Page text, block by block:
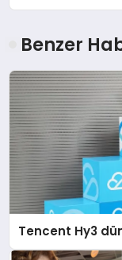
Benzer
Tencent Hy3